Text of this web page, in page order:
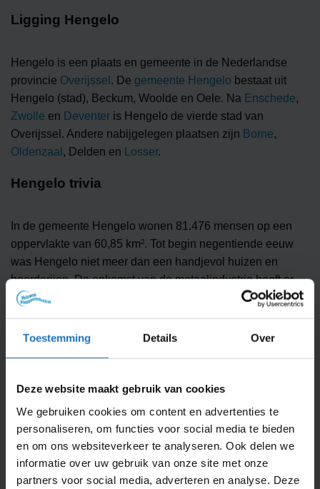
Toestemming Details Over
Deze website maakt gebruik van cookies
We gebruiken cookies om content en advertenties te
personaliseren, om functies voor social media te bieden
en om ons websiteverkeer te analyseren. Ook delen we
informatie over uw gebruik van onze site met onze
partners voor social media, adverteren en analyse. Deze
Ligging Hengelo
Hengelo is een plaats en gemeente in de Nederlandse
provincie Overijssel . De gemeente Hengelo bestaat uit
Hengelo (stad), Beckum, Woolde en Oele. Na Enschede,
Zwolle en Deventer is Hengelo de vierde stad van
Overijssel. Andere nabijgelegen plaatsen zijn Borne,
Oldenzaal , Delden en Losser.
Hengelo trivia
In de gemeente Hengelo wonen 81.476 mensen op een
oppervlakte van 60,85 km². Tot begin negentiende eeuw
was Hengelo niet meer dan een handjevol huizen en
boerderijen. De opkomst van de metaalindustrie heeft er
echter voor gezorgd dat Hengelo uit heeft kunnen groeien
genoemd. Echter mag je Hengelo eigenlijk geen stad
In Hengelo wordt elk jaar het atletiektoernooi de Fanny
trainingscomplex van de grote voetbalclub FC Twente zit in
Hengelo. De Ethiopische hardloper Haile Gebrselassie die
meerdere Olympische gouden medailles heeft gewonnen
is ereburger van de stad.